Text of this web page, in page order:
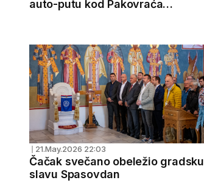
auto-putu kod Pakovraća
❘ 21.May.2026 22:03
Čačak svečano obeležio gradsku
slavu Spasovdan